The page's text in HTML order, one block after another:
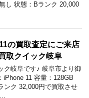
し 状態：Bランク 20,000
の買取査定にご来店
取クイック岐阜
ク岐阜です♪ 岐阜市より御
11 容量：128GB
ンク 32,000円で買取させ
…